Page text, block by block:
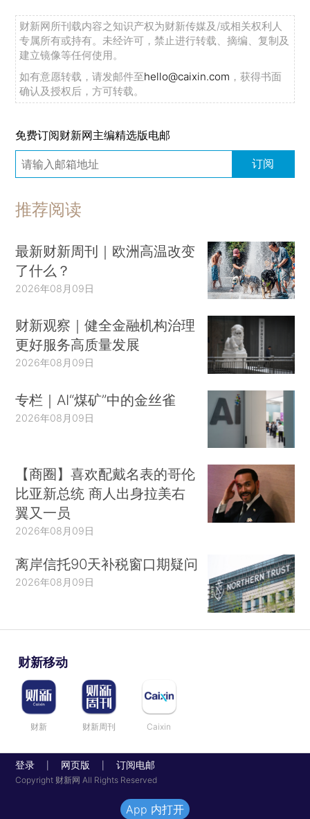
财新网所刊载内容之知识产权为财新传媒及/或相关权利人
专属所有或持有。未经许可，禁止进行转载、摘编、复制及
建立镜像等任何使用。
如有意愿转载，请发邮件至hello@caixin.com ，获得书面
确认及授权后，方可转载。
免费订阅财新网主编精选版电邮
订阅
推荐阅读
最新财新周刊｜欧洲高温改变
了什么？
2026年08月09日
财新观察｜健全金融机构治理
更好服务高质量发展
2026年08月09日
专栏｜AI“煤矿”中的金丝雀
2026年08月09日
【商圈】喜欢配戴名表的哥伦
比亚新总统 商人出身拉美右
翼又一员
2026年08月09日
离岸信托90天补税窗口期疑问
2026年08月09日
财新移动
财新 财新周刊 Caixin
登录 网页版 订阅电邮
Copyright 财新网 All Rights Reserved
App 内打开